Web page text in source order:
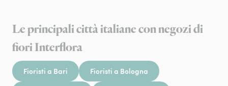
Le principali città italiane con negozi di
fiori Interflora
Fioristi a Bari Fioristi a Bologna